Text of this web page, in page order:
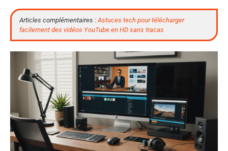
Articles complémentaires : Astuces tech pour télécharger
facilement des vidéos YouTube en HD sans tracas